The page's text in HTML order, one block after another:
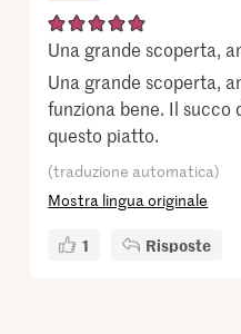
Una grande scoperta,
Una grande scoperta,
funziona bene. Il succo
questo piatto.
(traduzione automatica)
Mostra lingua originale
1 Risposte